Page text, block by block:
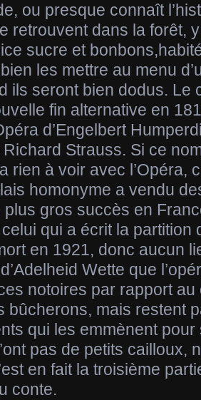
ou presque connaît
retrouvent dans la forêt,
sucre et
les mettre au menu
ils seront bien dodus. Le
fin alternative en
d’Engelbert
Strauss. Si ce
rien à voir avec l’Opéra,
homonyme a vendu
plus gros succès en
celui qui a écrit la partition
en 1921, donc aucun
Wette que
notoires par rapport
bûcherons, mais restent
qui les emmènent
pas de petits cailloux,
en fait la troisième
conte.